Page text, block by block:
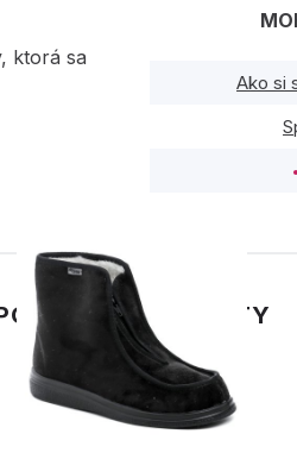
ktorá sa
Ako si
PRODUKTY